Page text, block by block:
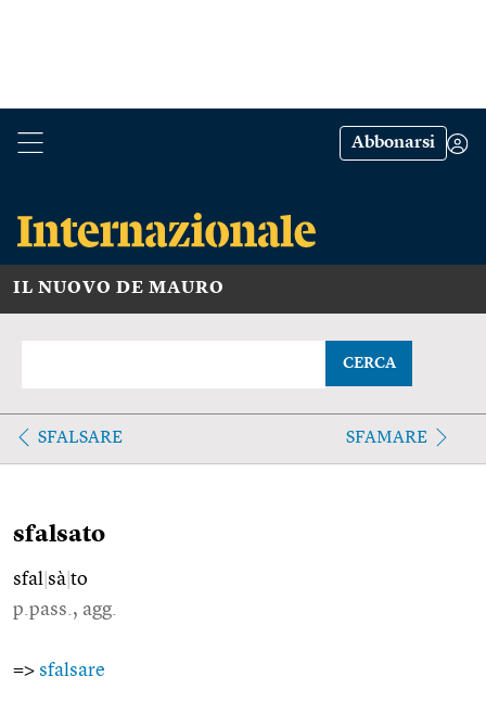
Abbonarsi
IL NUOVO DE MAURO
CERCA
SFALSARE SFAMARE
sfalsato
sfal sà to
p.pass., agg.
=> sfalsare